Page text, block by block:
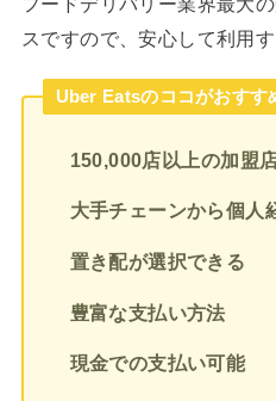
スですので、安心して利用
Uber Eatsのココがおすす
150,000店以上の加盟
大手チェーンから個人
置き配が選択できる
豊富な支払い方法
現金での支払い可能